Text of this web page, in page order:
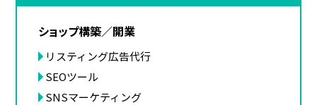
ショップ構築／開業
リスティング広告代行
SEOツール
SNSマーケティング